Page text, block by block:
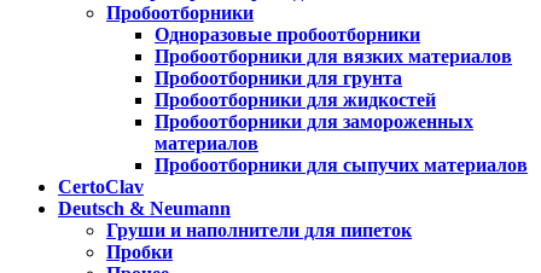
Пробоотборники
Одноразовые пробоотборники
Пробоотборники для вязких материалов
Пробоотборники для грунта
Пробоотборники для жидкостей
Пробоотборники для замороженных
материалов
Пробоотборники для сыпучих материалов
CertoClav
Deutsch & Neumann
Груши и наполнители для пипеток
Пробки